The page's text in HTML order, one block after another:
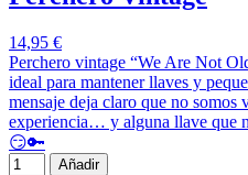
14,95 €
Perchero vintage “We Are Not
ideal para mantener llaves y
mensaje deja claro que no somos
experiencia… y alguna llave que
😏🔑
Añadir